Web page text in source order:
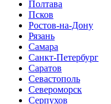
Полтава
Псков
Ростов-на-Дону
Рязань
Самара
Санкт-Петербург
Саратов
Севастополь
Североморск
Серпухов